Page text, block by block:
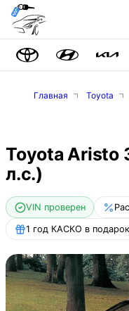
Главная Toyota
Toyota Aristo
л.с.)
VIN проверен
1 год КАСКО в подарок